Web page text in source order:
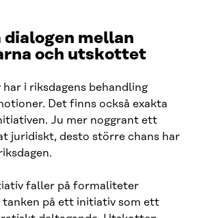
mellan
och utskottet
i riksdagens behandling
Det finns också exakta
Ju mer noggrant ett
juridiskt, desto större chans har
faller på formaliteter
på ett initiativ som ett